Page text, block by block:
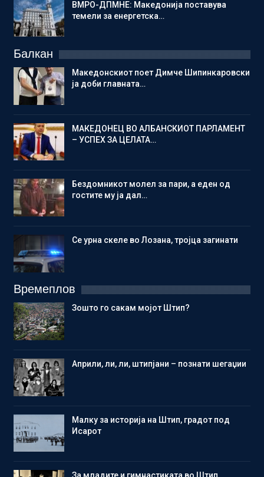
ВМРО-ДПМНЕ: Македонија поставува
темели за енергетска…
Балкан
Македонскиот поет Димче Шипинкаровски
ја доби главната…
МАКЕДОНЕЦ ВО АЛБАНСКИОТ ПАРЛАМЕНТ
– УСПЕХ ЗА ЦЕЛАТА…
Бездомникот молел за пари, а еден од
гостите му ја дал…
Се урна скеле во Лозана, тројца загинати
Времеплов
Зошто го сакам мојот Штип?
Aприли, ли, ли, штипјани – познати шегаџии
Малку за историја на Штип, градот под
Исарот